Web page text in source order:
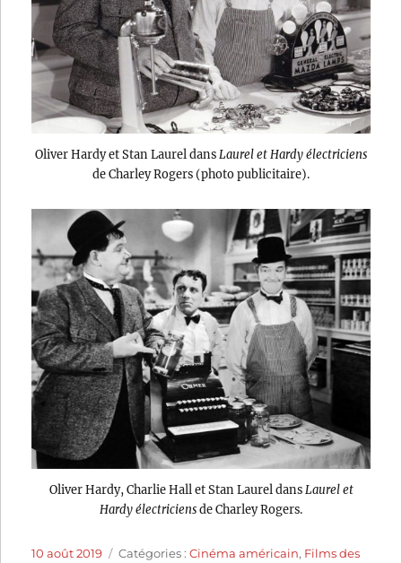
Oliver Hardy et Stan Laurel dansLaurel et Hardy électriciens
de Charley Rogers (photo publicitaire).
Oliver Hardy, Charlie Hall et Stan Laurel dans Laurel et
Hardy électriciensde Charley Rogers.
Publié
10 août 2019 Catégories
Catégories :Cinéma américain, Films des